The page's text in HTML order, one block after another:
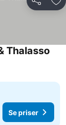
Del
Thalasso
Se priser